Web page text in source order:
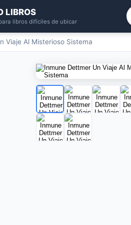
LIBROS
libros difíciles de ubicar
Viaje Al Misterioso Sistema